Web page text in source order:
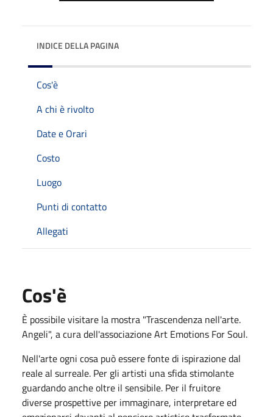
INDICE DELLA PAGINA
Cos'è
A chi è rivolto
Date e Orari
Costo
Luogo
Punti di contatto
Allegati
Cos'è
È possibile visitare la mostra "Trascendenza nell'arte.
Angeli", a cura dell'associazione Art Emotions For Soul.
Nell'arte ogni cosa può essere fonte di ispirazione dal
reale al surreale. Per gli artisti una sfida stimolante
guardando anche oltre il sensibile. Per il fruitore
diverse prospettive per immaginare, interpretare ed